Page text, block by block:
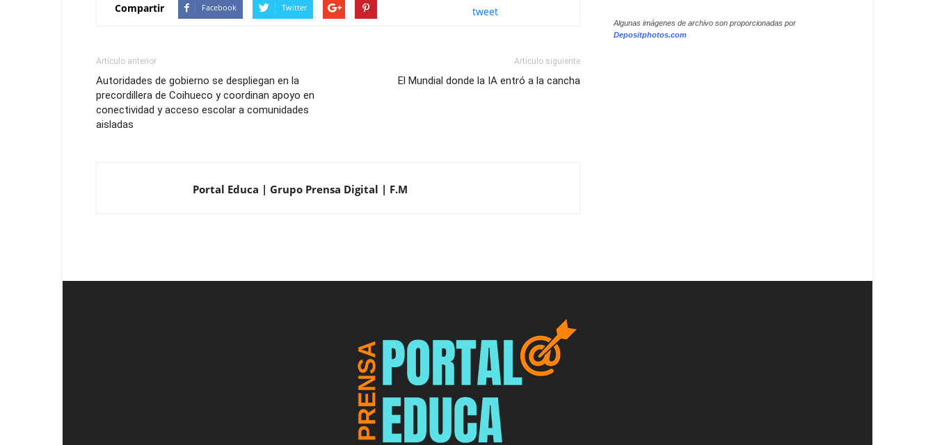
Compartir Facebook Twitter tweet
Artículo anterior
Autoridades de gobierno se despliegan en la
precordillera de Coihueco y coordinan apoyo en
conectividad y acceso escolar a comunidades
aisladas
Artículo siguiente
El Mundial donde la IA entró a la cancha
Portal Educa | Grupo Prensa Digital | F.M
Algunas imágenes de archivo son proporcionadas por
Depositphotos.com